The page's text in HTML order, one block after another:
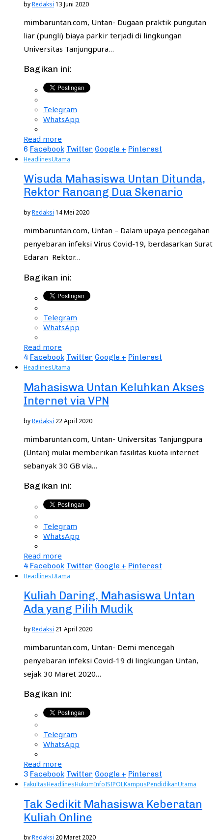
byRedaksi 13 Juni 2020
mimbaruntan.com, Untan- Dugaan praktik pungutan
liar (pungli) biaya parkir terjadi di lingkungan
Universitas Tanjungpura…
Bagikan ini:
Telegram
WhatsApp
Read more
6 Facebook Twitter Google + Pinterest
HeadlinesUtama
Wisuda Mahasiswa Untan Ditunda,
Rektor Rancang Dua Skenario
byRedaksi 14 Mei 2020
mimbaruntan.com, Untan – Dalam upaya pencegahan
penyebaran infeksi Virus Covid-19, berdasarkan Surat
Edaran Rektor…
Bagikan ini:
Telegram
WhatsApp
Read more
4 Facebook Twitter Google + Pinterest
HeadlinesUtama
Mahasiswa Untan Keluhkan Akses
Internet via VPN
byRedaksi 22 April 2020
mimbaruntan.com, Untan- Universitas Tanjungpura
(Untan) mulai memberikan fasilitas kuota internet
sebanyak 30 GB via…
Bagikan ini:
Telegram
WhatsApp
Read more
4 Facebook Twitter Google + Pinterest
HeadlinesUtama
Kuliah Daring, Mahasiswa Untan
Ada yang Pilih Mudik
byRedaksi 21 April 2020
mimbaruntan.com, Untan- Demi mencegah
penyebaran infeksi Covid-19 di lingkungan Untan,
sejak 30 Maret 2020…
Bagikan ini:
Telegram
WhatsApp
Read more
3 Facebook Twitter Google + Pinterest
FakultasHeadlinesHukumInfoISIPOLKampusPendidikanUtama
Tak Sedikit Mahasiswa Keberatan
Kuliah Online
byRedaksi 20 Maret 2020